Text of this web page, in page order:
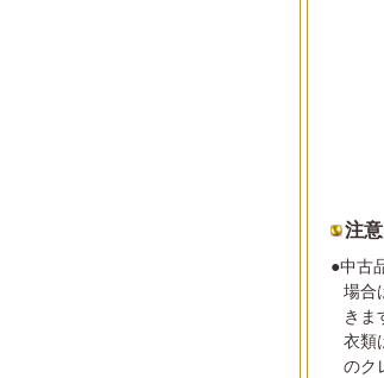
注意
●中古
場合
きま
衣類
のク